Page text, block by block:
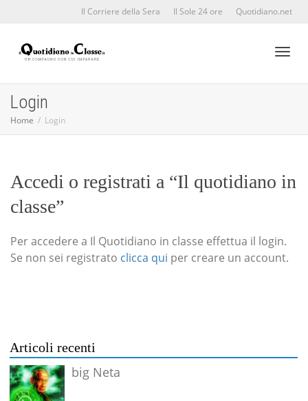
Il Corriere della Sera Il Sole 24 ore Quotidiano.net
Login
Home Login
Accedi o registrati a “Il quotidiano in
classe”
Per accedere a Il Quotidiano in classe effettua il login.
Se non sei registrato clicca qui per creare un account.
Articoli recenti
big Neta